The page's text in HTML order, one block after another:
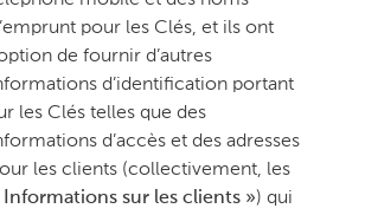
pour les Clés, et ils ont
de fournir d’autres
d’identification portant
les Clés telles que des
d’accès et des adresses
les clients (collectivement, les
Informations sur les clients ») qui